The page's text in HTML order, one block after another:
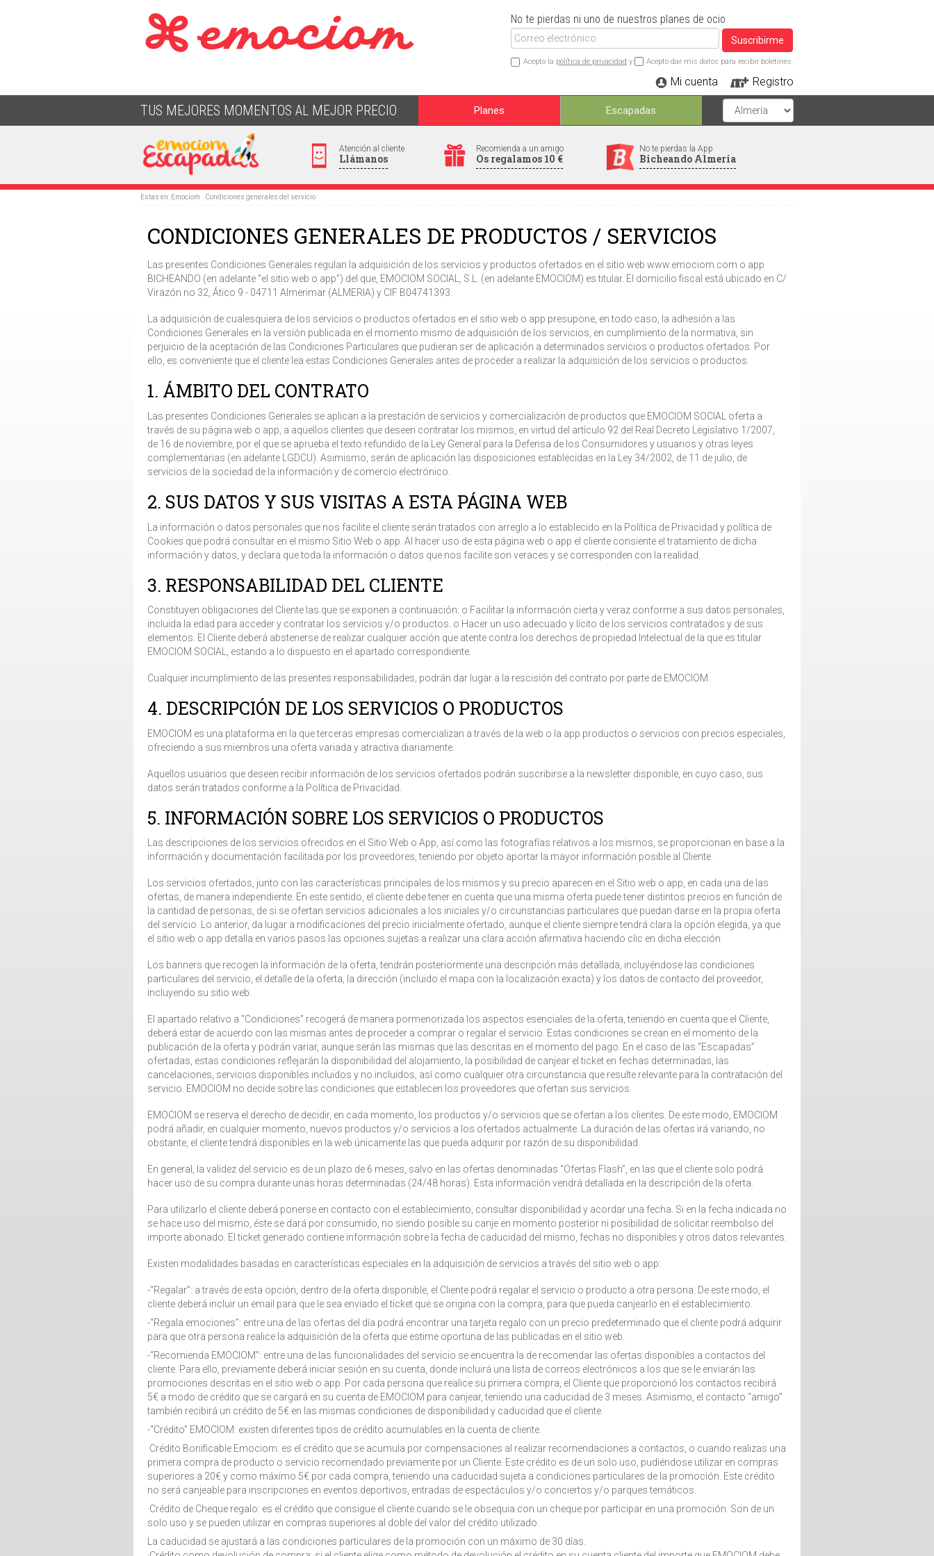
No te pierdas ni uno de nuestros planes de ocio
Suscribirme
Acepto la política de privacidad y Acepto dar mis datos para recibir boletines.
Mi cuenta Registro
TUS MEJORES MOMENTOS AL MEJOR PRECIO Planes Escapadas
Atención al cliente
Llámanos
Recomienda a un amigo
Os regalamos 10 €
No te pierdas la App
Bicheando Almería
Estas en: Emociom · Condiciones generales del servicio
CONDICIONES GENERALES DE PRODUCTOS / SERVICIOS
Las presentes Condiciones Generales regulan la adquisición de los servicios y productos ofertados en el sitio web www.emociom.com o app
BICHEANDO (en adelante “el sitio web o app”) del que, EMOCIOM SOCIAL, S.L. (en adelante EMOCIOM) es titular. El domicilio fiscal está ubicado en C/
Virazón no 32, Ático 9 - 04711 Almerimar (ALMERIA) y CIF B04741393.
La adquisición de cualesquiera de los servicios o productos ofertados en el sitio web o app presupone, en todo caso, la adhesión a las
Condiciones Generales en la versión publicada en el momento mismo de adquisición de los servicios, en cumplimiento de la normativa, sin
perjuicio de la aceptación de las Condiciones Particulares que pudieran ser de aplicación a determinados servicios o productos ofertados. Por
ello, es conveniente que el cliente lea estas Condiciones Generales antes de proceder a realizar la adquisición de los servicios o productos.
1. ÁMBITO DEL CONTRATO
Las presentes Condiciones Generales se aplican a la prestación de servicios y comercialización de productos que EMOCIOM SOCIAL oferta a
través de su página web o app, a aquellos clientes que deseen contratar los mismos, en virtud del artículo 92 del Real Decreto Legislativo 1/2007,
de 16 de noviembre, por el que se aprueba el texto refundido de la Ley General para la Defensa de los Consumidores y usuarios y otras leyes
complementarias (en adelante LGDCU). Asimismo, serán de aplicación las disposiciones establecidas en la Ley 34/2002, de 11 de julio, de
servicios de la sociedad de la información y de comercio electrónico.
2. SUS DATOS Y SUS VISITAS A ESTA PÁGINA WEB
La información o datos personales que nos facilite el cliente serán tratados con arreglo a lo establecido en la Política de Privacidad y política de
Cookies que podrá consultar en el mismo Sitio Web o app. Al hacer uso de esta página web o app el cliente consiente el tratamiento de dicha
información y datos, y declara que toda la información o datos que nos facilite son veraces y se corresponden con la realidad.
3. RESPONSABILIDAD DEL CLIENTE
Constituyen obligaciones del Cliente las que se exponen a continuación: o Facilitar la información cierta y veraz conforme a sus datos personales,
incluida la edad para acceder y contratar los servicios y/o productos. o Hacer un uso adecuado y lícito de los servicios contratados y de sus
elementos. El Cliente deberá abstenerse de realizar cualquier acción que atente contra los derechos de propiedad Intelectual de la que es titular
EMOCIOM SOCIAL, estando a lo dispuesto en el apartado correspondiente.
Cualquier incumplimiento de las presentes responsabilidades, podrán dar lugar a la rescisión del contrato por parte de EMOCIOM.
4. DESCRIPCIÓN DE LOS SERVICIOS O PRODUCTOS
EMOCIOM es una plataforma en la que terceras empresas comercializan a través de la web o la app productos o servicios con precios especiales,
ofreciendo a sus miembros una oferta variada y atractiva diariamente.
Aquellos usuarios que deseen recibir información de los servicios ofertados podrán suscribirse a la newsletter disponible, en cuyo caso, sus
datos serán tratados conforme a la Política de Privacidad.
5. INFORMACIÓN SOBRE LOS SERVICIOS O PRODUCTOS
Las descripciones de los servicios ofrecidos en el Sitio Web o App, así como las fotografías relativos a los mismos, se proporcionan en base a la
información y documentación facilitada por los proveedores, teniendo por objeto aportar la mayor información posible al Cliente.
Los servicios ofertados, junto con las características principales de los mismos y su precio aparecen en el Sitio web o app, en cada una de las
ofertas, de manera independiente. En este sentido, el cliente debe tener en cuenta que una misma oferta puede tener distintos precios en función de
la cantidad de personas, de si se ofertan servicios adicionales a los iniciales y/o circunstancias particulares que puedan darse en la propia oferta
del servicio. Lo anterior, da lugar a modificaciones del precio inicialmente ofertado, aunque el cliente siempre tendrá clara la opción elegida, ya que
el sitio web o app detalla en varios pasos las opciones sujetas a realizar una clara acción afirmativa haciendo clic en dicha elección.
Los banners que recogen la información de la oferta, tendrán posteriormente una descripción más detallada, incluyéndose las condiciones
particulares del servicio, el detalle de la oferta, la dirección (incluido el mapa con la localización exacta) y los datos de contacto del proveedor,
incluyendo su sitio web.
El apartado relativo a “Condiciones” recogerá de manera pormenorizada los aspectos esenciales de la oferta, teniendo en cuenta que el Cliente,
deberá estar de acuerdo con las mismas antes de proceder a comprar o regalar el servicio. Estas condiciones se crean en el momento de la
publicación de la oferta y podrán variar, aunque serán las mismas que las descritas en el momento del pago. En el caso de las “Escapadas”
ofertadas, estas condiciones reflejarán la disponibilidad del alojamiento, la posibilidad de canjear el ticket en fechas determinadas, las
cancelaciones, servicios disponibles incluidos y no incluidos, así como cualquier otra circunstancia que resulte relevante para la contratación del
servicio. EMOCIOM no decide sobre las condiciones que establecen los proveedores que ofertan sus servicios.
EMOCIOM se reserva el derecho de decidir, en cada momento, los productos y/o servicios que se ofertan a los clientes. De este modo, EMOCIOM
podrá añadir, en cualquier momento, nuevos productos y/o servicios a los ofertados actualmente. La duración de las ofertas irá variando, no
obstante, el cliente tendrá disponibles en la web únicamente las que pueda adquirir por razón de su disponibilidad.
En general, la validez del servicio es de un plazo de 6 meses, salvo en las ofertas denominadas “Ofertas Flash”, en las que el cliente solo podrá
hacer uso de su compra durante unas horas determinadas (24/48 horas). Esta información vendrá detallada en la descripción de la oferta.
Para utilizarlo el cliente deberá ponerse en contacto con el establecimiento, consultar disponibilidad y acordar una fecha. Si en la fecha indicada no
se hace uso del mismo, éste se dará por consumido, no siendo posible su canje en momento posterior ni posibilidad de solicitar reembolso del
importe abonado. El ticket generado contiene información sobre la fecha de caducidad del mismo, fechas no disponibles y otros datos relevantes.
Existen modalidades basadas en características especiales en la adquisición de servicios a través del sitio web o app:
-“Regalar”: a través de esta opción, dentro de la oferta disponible, el Cliente podrá regalar el servicio o producto a otra persona. De este modo, el
cliente deberá incluir un email para que le sea enviado el ticket que se origina con la compra, para que pueda canjearlo en el establecimiento.
-“Regala emociones”: entre una de las ofertas del día podrá encontrar una tarjeta regalo con un precio predeterminado que el cliente podrá adquirir
para que otra persona realice la adquisición de la oferta que estime oportuna de las publicadas en el sitio web.
-“Recomienda EMOCIOM”: entre una de las funcionalidades del servicio se encuentra la de recomendar las ofertas disponibles a contactos del
cliente. Para ello, previamente deberá iniciar sesión en su cuenta, donde incluirá una lista de correos electrónicos a los que se le enviarán las
promociones descritas en el sitio web o app. Por cada persona que realice su primera compra, el Cliente que proporcionó los contactos recibirá
5€ a modo de crédito que se cargará en su cuenta de EMOCIOM para canjear, teniendo una caducidad de 3 meses. Asimismo, el contacto “amigo”
también recibirá un crédito de 5€ en las mismas condiciones de disponibilidad y caducidad que el cliente.
-“Crédito” EMOCIOM: existen diferentes tipos de crédito acumulables en la cuenta de cliente.
·Crédito Bonificable Emociom: es el crédito que se acumula por compensaciones al realizar recomendaciones a contactos, o cuando realizas una
primera compra de producto o servicio recomendado previamente por un Cliente. Este crédito es de un solo uso, pudiéndose utilizar en compras
superiores a 20€ y como máximo 5€ por cada compra, teniendo una caducidad sujeta a condiciones particulares de la promoción. Este crédito
no será canjeable para inscripciones en eventos deportivos, entradas de espectáculos y/o conciertos y/o parques temáticos.
·Crédito de Cheque regalo: es el crédito que consigue el cliente cuando se le obsequia con un cheque por participar en una promoción. Son de un
solo uso y se pueden utilizar en compras superiores al doble del valor del crédito utilizado.
La caducidad se ajustará a las condiciones particulares de la promoción con un máximo de 30 días.